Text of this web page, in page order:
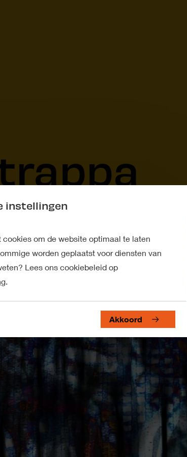
instellingen
cookies om de website optimaal te laten
worden geplaatst voor diensten van
Lees ons cookiebeleid op
.
Akkoord